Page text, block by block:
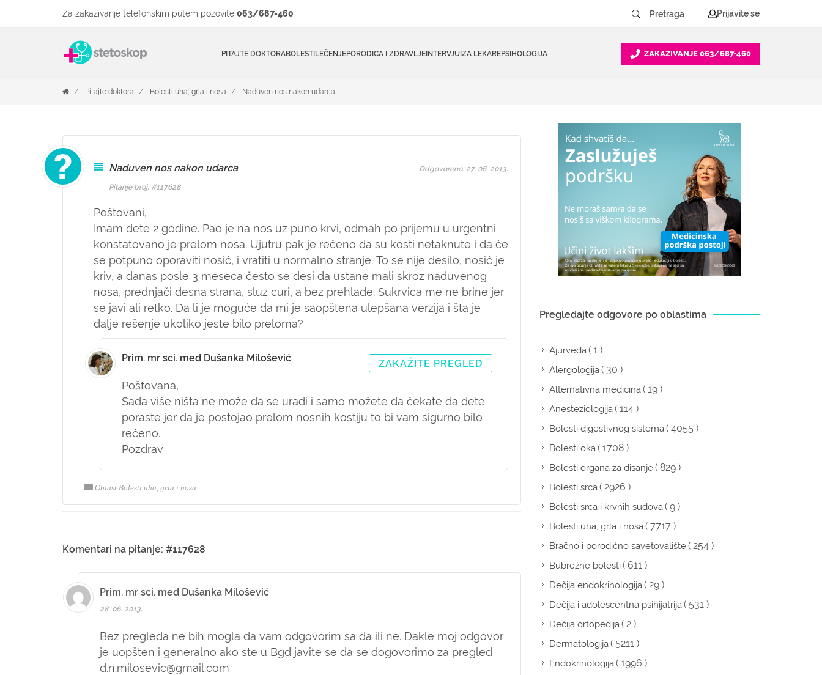
Za zakazivanje telefonskim putem pozovite 063/687-460 Prijavite se
PITAJTE DOKTORABOLESTILEČENJEPORODICA I ZDRAVLJEINTERVJUIZA LEKAREPSIHOLOGIJA ZAKAZIVANJE 063/687-460
Pitajte doktora Bolesti uha, grla i nosa Naduven nos nakon udarca
Naduven nos nakon udarca
Pitanje broj: #117628
Poštovani,
Imam dete 2 godine. Pao je na nos uz puno krvi, odmah po prijemu u urgentni
konstatovano je prelom nosa. Ujutru pak je rečeno da su kosti netaknute i da će
se potpuno oporaviti nosić, i vratiti u normalno stranje. To se nije desilo, nosić je
kriv, a danas posle 3 meseca često se desi da ustane mali skroz naduvenog
nosa, prednjači desna strana, sluz curi, a bez prehlade. Sukrvica me ne brine jer
se javi ali retko. Da li je moguće da mi je saopštena ulepšana verzija i šta je
dalje rešenje ukoliko jeste bilo preloma?
Odgovoreno: 27. 06. 2013.
Prim. mr sci. med Dušanka Milošević ZAKAŽITE PREGLED
Poštovana,
Sada više ništa ne može da se uradi i samo možete da čekate da dete
poraste jer da je postojao prelom nosnih kostiju to bi vam sigurno bilo
rečeno.
Pozdrav
Oblast Bolesti uha, grla i nosa
Komentari na pitanje: #117628
Prim. mr sci. med Dušanka Milošević
28. 06. 2013.
Bez pregleda ne bih mogla da vam odgovorim sa da ili ne. Dakle moj odgovor
je uopšten i generalno ako ste u Bgd javite se da se dogovorimo za pregled
d.n.milosevic@gmail.com
Pregledajte odgovore po oblastima
Ajurveda( 1 )
Alergologija( 30 )
Alternativna medicina( 19 )
Anesteziologija( 114 )
Bolesti digestivnog sistema( 4055 )
Bolesti oka( 1708 )
Bolesti organa za disanje( 829 )
Bolesti srca( 2926 )
Bolesti srca i krvnih sudova( 9 )
Bolesti uha, grla i nosa( 7717 )
Bračno i porodično savetovalište( 254 )
Bubrežne bolesti( 611 )
Dečija endokrinologija( 29 )
Dečija i adolescentna psihijatrija( 531 )
Dečija ortopedija( 2 )
Dermatologija( 5211 )
Endokrinologija( 1996 )